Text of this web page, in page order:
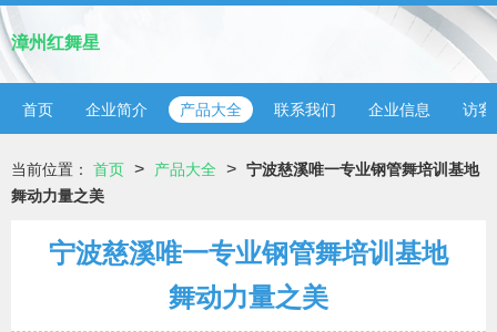
漳州红舞星
首页 企业简介 产品大全 联系我们 企业信息 访客
当前位置： 首页 > 产品大全 > 宁波慈溪唯一专业钢管舞培训基地
舞动力量之美
宁波慈溪唯一专业钢管舞培训基地
舞动力量之美